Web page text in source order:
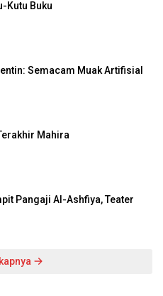
Kutu Buku
Semacam Muak Artifisial
Mahira
Pangaji Al-Ashfiya, Teater